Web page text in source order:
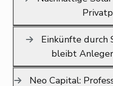
Einkünfte durch
bleibt
Neo Capital: